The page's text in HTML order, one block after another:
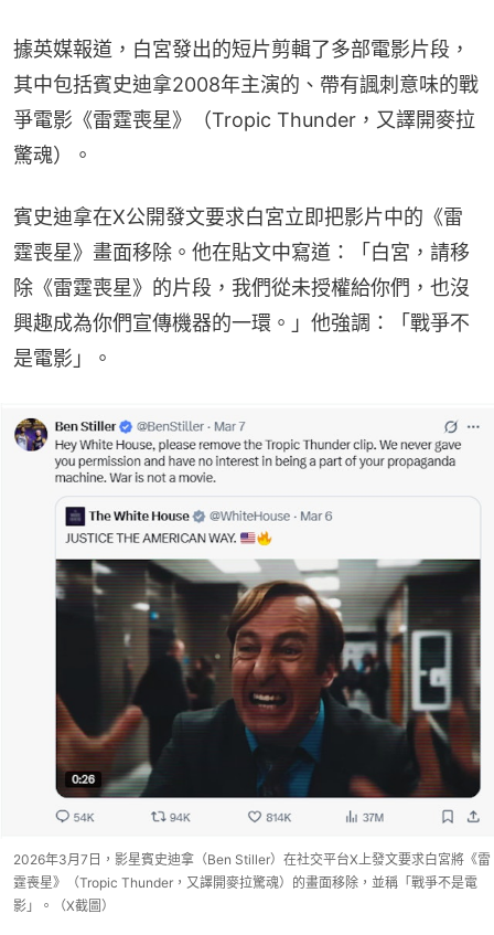
據英媒報道，白宮發出的短片剪輯了多部電影片段，
其中包括賓史迪拿2008年主演的、帶有諷刺意味的戰
爭電影《雷霆喪星》（Tropic Thunder，又譯開麥拉
驚魂）。
賓史迪拿在X公開發文要求白宮立即把影片中的《雷
霆喪星》畫面移除。他在貼文中寫道：「白宮，請移
除《雷霆喪星》的片段，我們從未授權給你們，也沒
興趣成為你們宣傳機器的一環。」他強調：「戰爭不
是電影」。
2026年3月7日，影星賓史迪拿（Ben Stiller）在社交平台X上發文要求白宮將《雷
霆喪星》（Tropic Thunder，又譯開麥拉驚魂）的畫面移除，並稱「戰爭不是電
影」。（X截圖）